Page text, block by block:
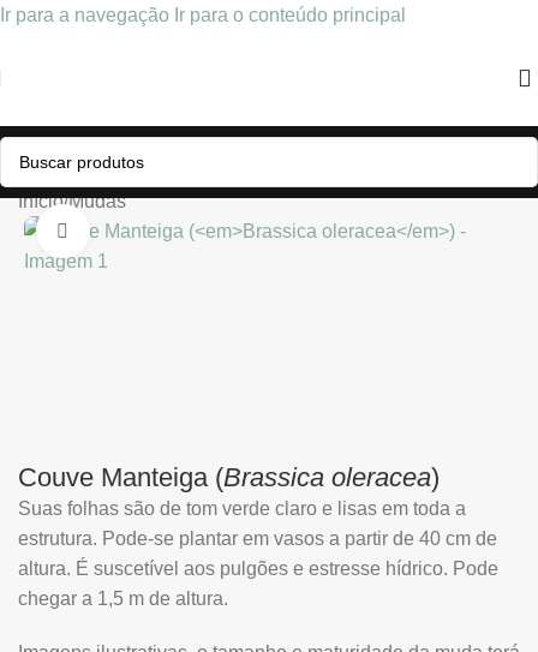
Ir para a navegação Ir para o conteúdo principal
Início/Mudas
Clique para ampliar
Couve Manteiga (Brassica oleracea)
Suas folhas são de tom verde claro e lisas em toda a
estrutura. Pode-se plantar em vasos a partir de 40 cm de
altura. É suscetível aos pulgões e estresse hídrico. Pode
chegar a 1,5 m de altura.